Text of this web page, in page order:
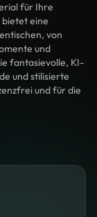
für Ihre
eine
von
und
fantasievolle, KI-
und stilisierte
und für die